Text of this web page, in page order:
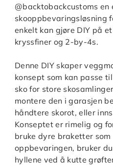
@backtobackcustoms en
skooppbevaringsløsning
enkelt kan gjøre DIY på
kryssfiner og 2-by-4s.
Denne DIY skaper
konsept som kan passe
sko for store
montere den i garasjen
håndtere skorot, eller
Konseptet er rimelig og
bruke dyre braketter som
oppbevaringen, bruker
hyllene ved å kutte